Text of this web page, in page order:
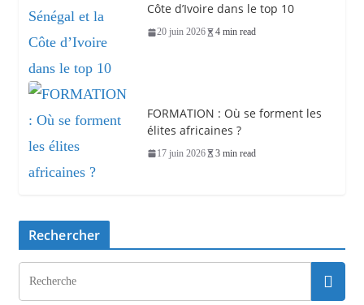
Côte d’Ivoire dans le top 10
20 juin 2026 4 min read
FORMATION : Où se forment les
élites africaines ?
17 juin 2026 3 min read
Rechercher